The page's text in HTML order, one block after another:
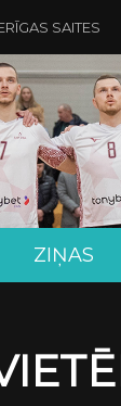
SAITES
ZIŅAS